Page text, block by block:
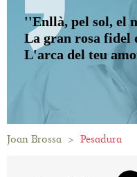
''Enllà, pel sol, el
La gran rosa fidel
L'arca del teu
Joan Brossa > Pesadura